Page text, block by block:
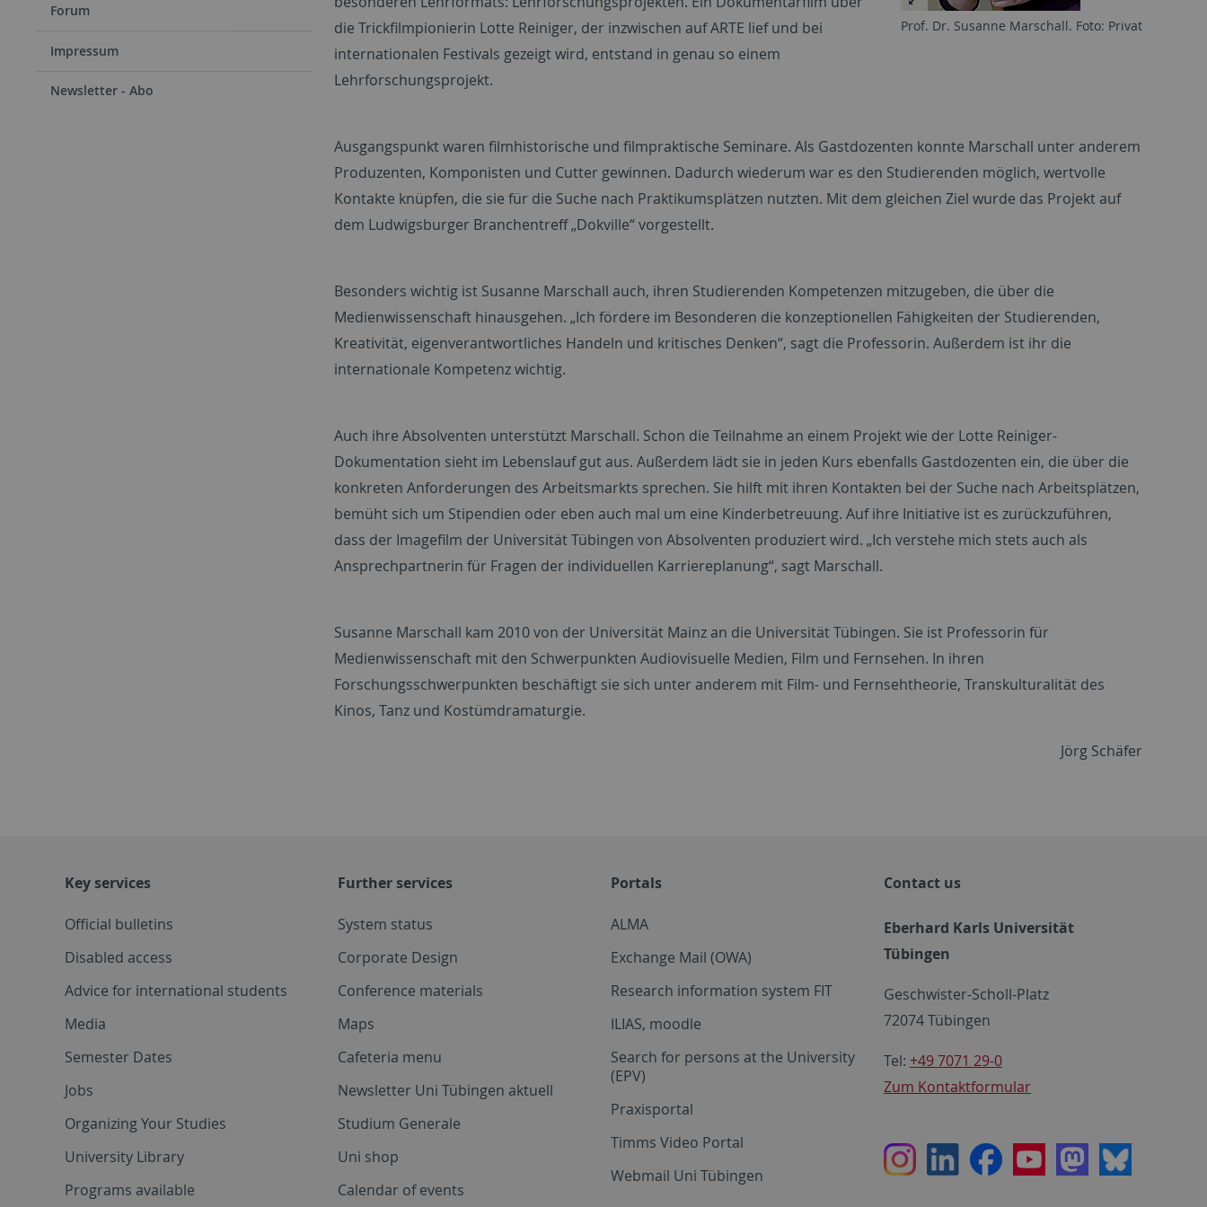
Forum
Impressum
Newsletter - Abo
Prof. Dr. Susanne Marschall. Foto: Privat
die Trickfilmpionierin Lotte Reiniger, der inzwischen auf ARTE lief und bei
internationalen Festivals gezeigt wird, entstand in genau so einem
Lehrforschungsprojekt.
Ausgangspunkt waren filmhistorische und filmpraktische Seminare. Als Gastdozenten konnte Marschall unter anderem
Produzenten, Komponisten und Cutter gewinnen. Dadurch wiederum war es den Studierenden möglich, wertvolle
Kontakte knüpfen, die sie für die Suche nach Praktikumsplätzen nutzten. Mit dem gleichen Ziel wurde das Projekt auf
dem Ludwigsburger Branchentreff „Dokville“ vorgestellt.
Besonders wichtig ist Susanne Marschall auch, ihren Studierenden Kompetenzen mitzugeben, die über die
Medienwissenschaft hinausgehen. „Ich fördere im Besonderen die konzeptionellen Fähigkeiten der Studierenden,
Kreativität, eigenverantwortliches Handeln und kritisches Denken“, sagt die Professorin. Außerdem ist ihr die
internationale Kompetenz wichtig.
Auch ihre Absolventen unterstützt Marschall. Schon die Teilnahme an einem Projekt wie der Lotte Reiniger-
Dokumentation sieht im Lebenslauf gut aus. Außerdem lädt sie in jeden Kurs ebenfalls Gastdozenten ein, die über die
konkreten Anforderungen des Arbeitsmarkts sprechen. Sie hilft mit ihren Kontakten bei der Suche nach Arbeitsplätzen,
bemüht sich um Stipendien oder eben auch mal um eine Kinderbetreuung. Auf ihre Initiative ist es zurückzuführen,
dass der Imagefilm der Universität Tübingen von Absolventen produziert wird. „Ich verstehe mich stets auch als
Ansprechpartnerin für Fragen der individuellen Karriereplanung“, sagt Marschall.
Susanne Marschall kam 2010 von der Universität Mainz an die Universität Tübingen. Sie ist Professorin für
Medienwissenschaft mit den Schwerpunkten Audiovisuelle Medien, Film und Fernsehen. In ihren
Forschungsschwerpunkten beschäftigt sie sich unter anderem mit Film- und Fernsehtheorie, Transkulturalität des
Kinos, Tanz und Kostümdramaturgie.
Jörg Schäfer
Key services
Official bulletins
Disabled access
Advice for international students
Media
Semester Dates
Jobs
Organizing Your Studies
University Library
Programs available
Further services
System status
Corporate Design
Conference materials
Maps
Cafeteria menu
Newsletter Uni Tübingen aktuell
Studium Generale
Uni shop
Calendar of events
Portals
ALMA
Exchange Mail (OWA)
Research information system FIT
ILIAS, moodle
Search for persons at the University
(EPV)
Praxisportal
Timms Video Portal
Webmail Uni Tübingen
Contact us
Eberhard Karls Universität
Tübingen
Geschwister-Scholl-Platz
72074 Tübingen
Tel: +49 7071 29-0
Zum Kontaktformular
InstagramLinkedInFacebookYoutubeMastodon
Bluesky